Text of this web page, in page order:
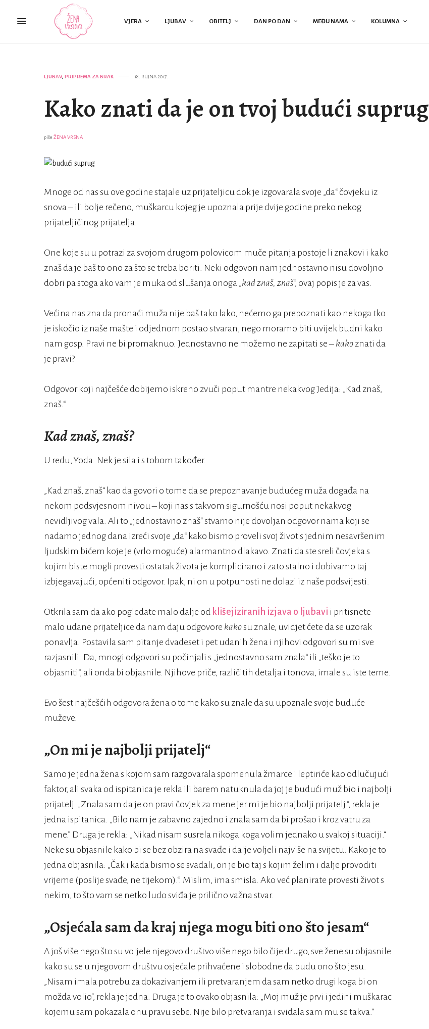
VJERA LJUBAV OBITELJ DAN PO DAN MEĐU NAMA KOLUMNA
LJUBAV, PRIPREMA ZA BRAK 18. RUJNA 2017.
Kako znati da je on tvoj budući suprug
piše ŽENA VRSNA
Mnoge od nas su ove godine stajale uz prijateljicu dok je izgovarala svoje „da“ čovjeku iz
snova – ili bolje rečeno, muškarcu kojeg je upoznala prije dvije godine preko nekog
prijateljičinog prijatelja.
One koje su u potrazi za svojom drugom polovicom muče pitanja postoje li znakovi i kako
znaš da je baš to ono za što se treba boriti. Neki odgovori nam jednostavno nisu dovoljno
dobri pa stoga ako vam je muka od slušanja onoga „kad znaš, znaš“, ovaj popis je za vas.
Većina nas zna da pronaći muža nije baš tako lako, nećemo ga prepoznati kao nekoga tko
je iskočio iz naše mašte i odjednom postao stvaran, nego moramo biti uvijek budni kako
nam gosp. Pravi ne bi promaknuo. Jednostavno ne možemo ne zapitati se – kako znati da
je pravi?
Odgovor koji najčešće dobijemo iskreno zvuči poput mantre nekakvog Jedija: „Kad znaš,
znaš.“
Kad znaš, znaš?
U redu, Yoda. Nek je sila i s tobom također.
„Kad znaš, znaš“ kao da govori o tome da se prepoznavanje budućeg muža događa na
nekom podsvjesnom nivou – koji nas s takvom sigurnošću nosi poput nekakvog
nevidljivog vala. Ali to „jednostavno znaš“ stvarno nije dovoljan odgovor nama koji se
nadamo jednog dana izreći svoje „da“ kako bismo proveli svoj život s jednim nesavršenim
ljudskim bićem koje je (vrlo moguće) alarmantno dlakavo. Znati da ste sreli čovjeka s
kojim biste mogli provesti ostatak života je komplicirano i zato stalno i dobivamo taj
izbjegavajući, općeniti odgovor. Ipak, ni on u potpunosti ne dolazi iz naše podsvijesti.
Otkrila sam da ako pogledate malo dalje od klišejiziranih izjava o ljubavi i pritisnete
malo udane prijateljice da nam daju odgovore kakosu znale, uvidjet ćete da se uzorak
ponavlja. Postavila sam pitanje dvadeset i pet udanih žena i njihovi odgovori su mi sve
razjasnili. Da, mnogi odgovori su počinjali s „jednostavno sam znala“ ili „teško je to
objasniti“, ali onda bi objasnile. Njihove priče, različitih detalja i tonova, imale su iste teme.
Evo šest najčešćih odgovora žena o tome kako su znale da su upoznale svoje buduće
muževe.
„On mi je najbolji prijatelj“
Samo je jedna žena s kojom sam razgovarala spomenula žmarce i leptiriće kao odlučujući
faktor, ali svaka od ispitanica je rekla ili barem natuknula da joj je budući muž bio i najbolji
prijatelj. „Znala sam da je on pravi čovjek za mene jer mi je bio najbolji prijatelj.“, rekla je
jedna ispitanica. „Bilo nam je zabavno zajedno i znala sam da bi prošao i kroz vatru za
mene.” Druga je rekla: „Nikad nisam susrela nikoga koga volim jednako u svakoj situaciji.“
Neke su objasnile kako bi se bez obzira na svađe i dalje voljeli najviše na svijetu. Kako je to
jedna objasnila: „Čak i kada bismo se svađali, on je bio taj s kojim želim i dalje provoditi
vrijeme (poslije svađe, ne tijekom).“. Mislim, ima smisla. Ako već planirate provesti život s
nekim, to što vam se netko ludo sviđa je prilično važna stvar.
„Osjećala sam da kraj njega mogu biti ono što jesam“
A još više nego što su voljele njegovo društvo više nego bilo čije drugo, sve žene su objasnile
kako su se u njegovom društvu osjećale prihvaćene i slobodne da budu ono što jesu.
„Nisam imala potrebu za dokazivanjem ili pretvaranjem da sam netko drugi koga bi on
možda volio“, rekla je jedna. Druga je to ovako objasnila: „Moj muž je prvi i jedini muškarac
kojemu sam pokazala onu pravu sebe. Nije bilo pretvaranja i sviđala sam mu se takva.“